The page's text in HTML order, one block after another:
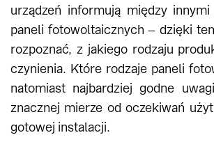
urządzeń informują między
paneli fotowoltaicznych – dzięki
rozpoznać, z jakiego rodzaju
czynienia. Które rodzaje paneli
natomiast najbardziej godne
znacznej mierze od oczekiwań
gotowej instalacji.